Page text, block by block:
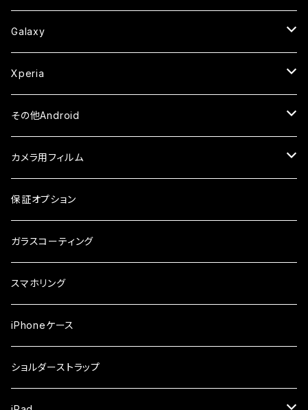
セラミックフィルム
ガラスフィルム
セラミックフィルム
ケース
セラミックフィルム
ガラスフィルム
セラミックフィルム
iPhone6s
ガラスフィルム
ケース・カバー
iPhone6
ガラスフィルム
ケース・カバー
ガラスフィルム
ケース
iPhone6sPlus
ガラスフィルム
ケース
iPhone7Plus
ガラスフィルム
ケース
iPhone8Plus
ガラスフィルム
ケース
ガラスフィルム
セラミックフィルム
ケース
Galaxy
ガラスフィルム
セラミックフィルム
ケース
Xperia
ガラスフィルム
その他Android
AQUOS
ガラスフィルム
arrows
ガラスフィルム
シンプルスマホ
ガラスフィルム
らくらくスマホ
ガラスフィルム
OPPO
ガラスフィルム
Xiaomi
ガラスフィルム
カメラ用フィルム
iPhone
iPhone17e
iPhone17ProMax
Android
保証オプション
ガラスコーティング
スマホリング
iPhoneケース
ショルダーストラップ